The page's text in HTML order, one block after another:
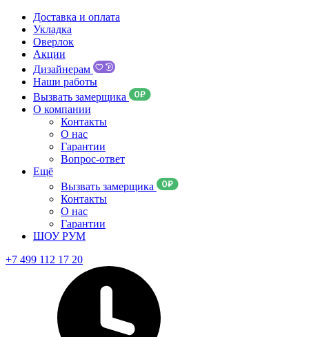
Доставка и оплата
Укладка
Оверлок
Акции
Дизайнерам
Наши работы
Вызвать замерщика
О компании
Контакты
О нас
Гарантии
Вопрос-ответ
Ещё
Вызвать замерщика
Контакты
О нас
Гарантии
ШОУ РУМ
+7 499 112 17 20